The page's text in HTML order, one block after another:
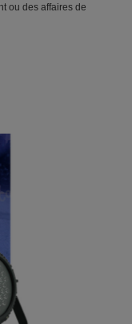
ou des affaires de